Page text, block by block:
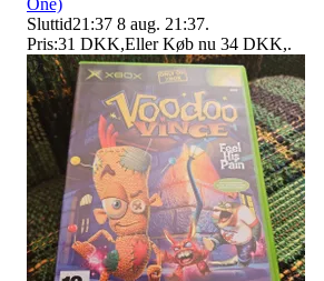
Sluttid21:37 8 aug. 21:37.
Pris:31 DKK,Eller Køb nu 34 DKK,.